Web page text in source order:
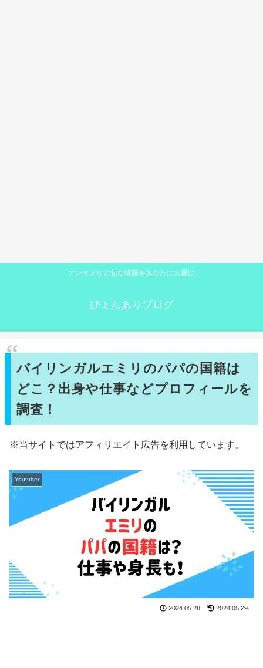
エンタメなど旬な情報をあなたにお届け
ぴょんありブログ
バイリンガルエミリのパパの国籍は
どこ？出身や仕事などプロフィールを
調査！
※当サイトではアフィリエイト広告を利用しています。
Youtuber
2024.05.28 2024.05.29